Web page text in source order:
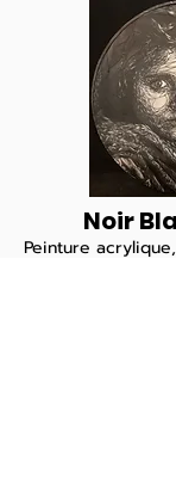
Noir
Peinture